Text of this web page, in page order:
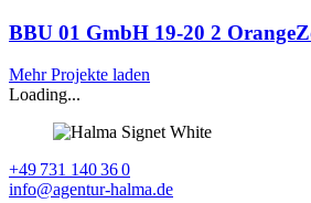
BBU 01 GmbH 19-20 2
Mehr Projekte laden
Loading...
+49 731 140 36 0
info@agentur-halma.de